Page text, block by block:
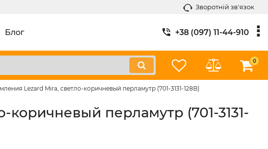
Зворотній зв'язок
Блог +38 (097) 11-44-910
0
Lezard Mira, светло-коричневый перламутр (701-3131-128B)
коричневый перламутр (701-3131-